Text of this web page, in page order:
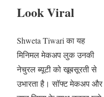
Look Viral
Shweta Tiwari का यह
मिनिमल मेकअप लुक उनकी
नेचुरल ब्यूटी को खूबसूरती से
उभारता है। सॉफ्ट मेकअप और